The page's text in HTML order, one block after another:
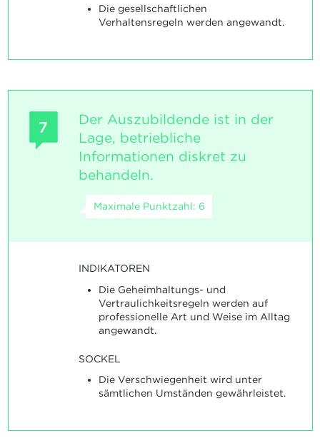
Die gesellschaftlichen
Verhaltensregeln werden angewandt.
7
Der Auszubildende ist in der
Lage, betriebliche
Informationen diskret zu
behandeln.
Maximale Punktzahl: 6
INDIKATOREN
Die Geheimhaltungs- und
Vertraulichkeitsregeln werden auf
professionelle Art und Weise im Alltag
angewandt.
SOCKEL
Die Verschwiegenheit wird unter
sämtlichen Umständen gewährleistet.